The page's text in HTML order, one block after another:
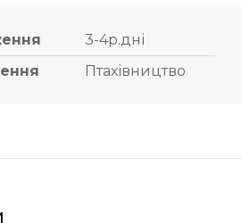
3-4р.дні
Птахівництво